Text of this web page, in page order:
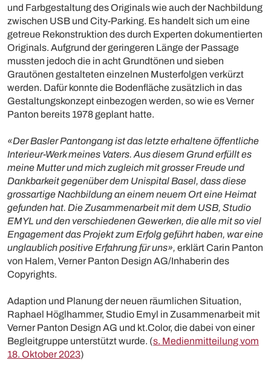
und Farbgestaltung des Originals wie auch der Nachbildung
zwischen USB und City-Parking. Es handelt sich um eine
getreue Rekonstruktion des durch Experten dokumentierten
Originals. Aufgrund der geringeren Länge der Passage
mussten jedoch die in acht Grundtönen und sieben
Grautönen gestalteten einzelnen Musterfolgen verkürzt
werden. Dafür konnte die Bodenfläche zusätzlich in das
Gestaltungskonzept einbezogen werden, so wie es Verner
Panton bereits 1978 geplant hatte.
«Der Basler Pantongang ist das letzte erhaltene öffentliche
Interieur-Werk meines Vaters. Aus diesem Grund erfüllt es
meine Mutter und mich zugleich mit grosser Freude und
Dankbarkeit gegenüber dem Unispital Basel, dass diese
grossartige Nachbildung an einem neuem Ort eine Heimat
gefunden hat. Die Zusammenarbeit mit dem USB, Studio
EMYL und den verschiedenen Gewerken, die alle mit so viel
Engagement das Projekt zum Erfolg geführt haben, war eine
unglaublich positive Erfahrung für uns», erklärt Carin Panton
von Halem, Verner Panton Design AG/Inhaberin des
Copyrights.
Adaption und Planung der neuen räumlichen Situation,
Raphael Höglhammer, Studio Emyl in Zusammenarbeit mit
Verner Panton Design AG und kt.Color, die dabei von einer
Begleitgruppe unterstützt wurde. (s. Medienmitteilung vom
18. Oktober 2023)